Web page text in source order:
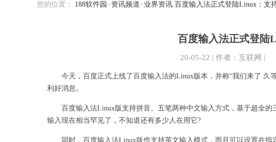
您的位置： 188软件园 >资讯频道>业界资讯 百度输入法正式登陆Linux：支
百度输入法正式登陆
20-05-22 | 作者：互联网 |
今天，百度正式上线了百度输入法的Linux版本，并称“我们来了 久
利好消息。
百度输入法Linux版支持拼音、五笔两种中文输入方式，基于超全的
输入现在相当罕见了，不知道还有多少人在用它?
同时，百度输入法Linux版也支持英文输入模式，而且可以设置在指